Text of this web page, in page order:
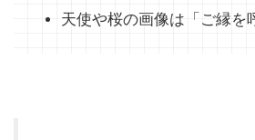
天使や桜の画像は「ご縁を